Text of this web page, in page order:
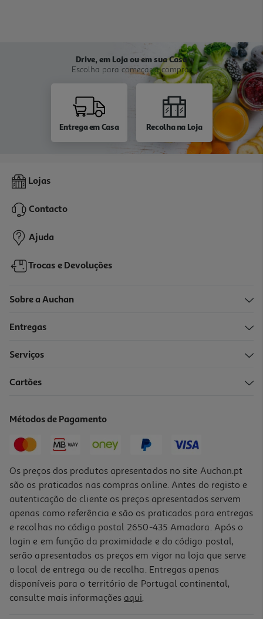
Drive, em Loja ou em sua Casa
Escolha para começar a comprar
Entrega em Casa Recolha na Loja
Lojas
Contacto
Ajuda
Trocas e Devoluções
Sobre a Auchan
Entregas
Serviços
Cartões
Métodos de Pagamento
Os preços dos produtos apresentados no site Auchan.pt
são os praticados nas compras online. Antes do registo e
autenticação do cliente os preços apresentados servem
apenas como referência e são os praticados para entregas
e recolhas no código postal 2650-435 Amadora. Após o
login e em função da proximidade e do código postal,
serão apresentados os preços em vigor na loja que serve
o local de entrega ou de recolha. Entregas apenas
disponíveis para o território de Portugal continental,
consulte mais informações aqui.